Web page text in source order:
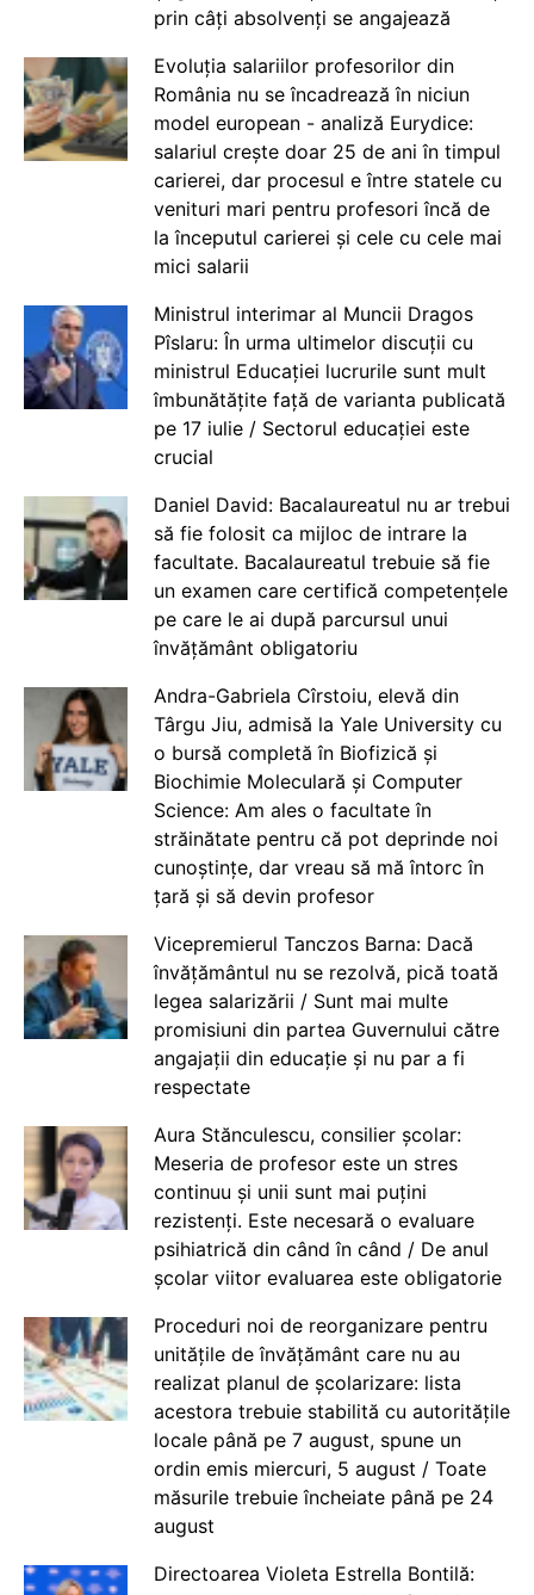
prin câți absolvenți se angajează
Evoluția salariilor profesorilor din
România nu se încadrează în niciun
model european - analiză Eurydice:
salariul crește doar 25 de ani în timpul
carierei, dar procesul e între statele cu
venituri mari pentru profesori încă de
la începutul carierei și cele cu cele mai
mici salarii
Ministrul interimar al Muncii Dragos
Pîslaru: În urma ultimelor discuții cu
ministrul Educației lucrurile sunt mult
îmbunătățite față de varianta publicată
pe 17 iulie / Sectorul educației este
crucial
Daniel David: Bacalaureatul nu ar trebui
să fie folosit ca mijloc de intrare la
facultate. Bacalaureatul trebuie să fie
un examen care certifică competențele
pe care le ai după parcursul unui
învățământ obligatoriu
Andra-Gabriela Cîrstoiu, elevă din
Târgu Jiu, admisă la Yale University cu
o bursă completă în Biofizică și
Biochimie Moleculară și Computer
Science: Am ales o facultate în
străinătate pentru că pot deprinde noi
cunoștințe, dar vreau să mă întorc în
țară și să devin profesor
Vicepremierul Tanczos Barna: Dacă
învățământul nu se rezolvă, pică toată
legea salarizării / Sunt mai multe
promisiuni din partea Guvernului către
angajații din educație și nu par a fi
respectate
Aura Stănculescu, consilier școlar:
Meseria de profesor este un stres
continuu și unii sunt mai puțini
rezistenți. Este necesară o evaluare
psihiatrică din când în când / De anul
școlar viitor evaluarea este obligatorie
Proceduri noi de reorganizare pentru
unitățile de învățământ care nu au
realizat planul de școlarizare: lista
acestora trebuie stabilită cu autoritățile
locale până pe 7 august, spune un
ordin emis miercuri, 5 august / Toate
măsurile trebuie încheiate până pe 24
august
Directoarea Violeta Estrella Bontilă: